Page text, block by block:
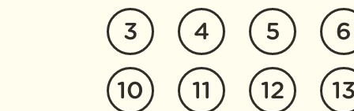
3 4 5 6
10 11 12